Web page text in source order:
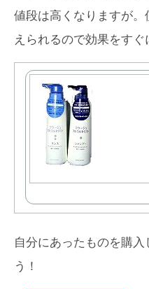
値段は高くなりますが
えられるので効果をすぐ
自分にあったものを購
う！